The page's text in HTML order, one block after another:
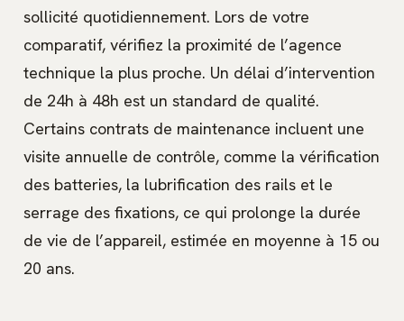
sollicité quotidiennement. Lors de votre
comparatif, vérifiez la proximité de l’agence
technique la plus proche. Un délai d’intervention
de 24h à 48h est un standard de qualité.
Certains contrats de maintenance incluent une
visite annuelle de contrôle, comme la vérification
des batteries, la lubrification des rails et le
serrage des fixations, ce qui prolonge la durée
de vie de l’appareil, estimée en moyenne à 15 ou
20 ans.